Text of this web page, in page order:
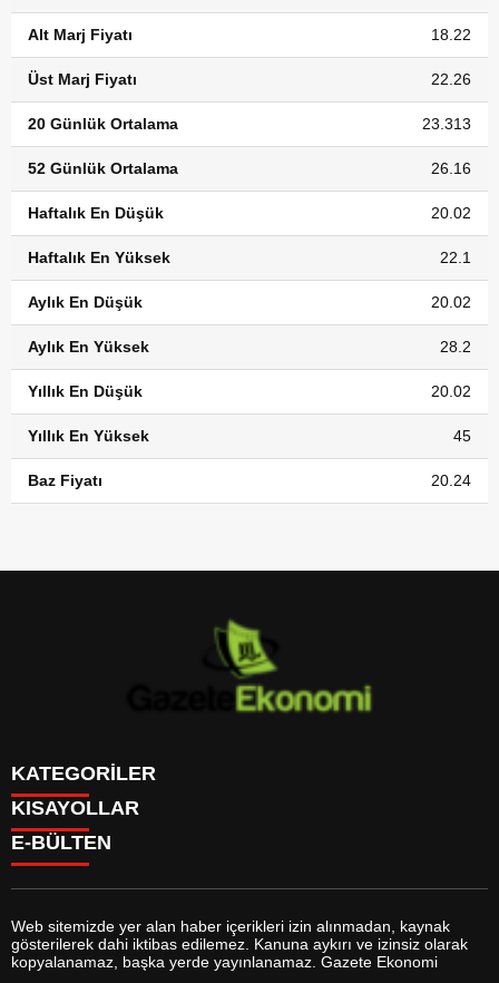
Alt Marj Fiyatı 18.22
Üst Marj Fiyatı 22.26
20 Günlük Ortalama 23.313
52 Günlük Ortalama 26.16
Haftalık En Düşük 20.02
Haftalık En Yüksek 22.1
Aylık En Düşük 20.02
Aylık En Yüksek 28.2
Yıllık En Düşük 20.02
Yıllık En Yüksek 45
Baz Fiyatı 20.24
KATEGORİLER
GÜNDEM
DÜNYA
SİYASET
MAGAZİN
SAĞLIK
EĞİTİM
YAŞAM
KISAYOLLAR
BURÇLAR
FİKSTÜR
FİRMA EKLE
FİRMA REHBERİ
E-BÜLTEN
gazeteekonomi.com e-bültenine abone olarak, tarafınıza haber,
Web sitemizde yer alan haber içerikleri izin alınmadan, kaynak
gösterilerek dahi iktibas edilemez. Kanuna aykırı ve izinsiz olarak
kopyalanamaz, başka yerde yayınlanamaz. Gazete Ekonomi